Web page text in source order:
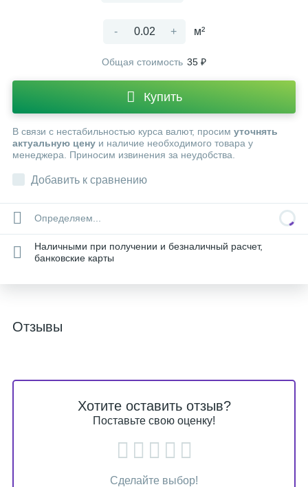
- + м²
Общая стоимость 35 ₽
Купить
В связи с нестабильностью курса валют, просим уточнять
актуальную цену и наличие необходимого товара у
менеджера. Приносим извинения за неудобства.
Добавить к сравнению
Определяем...
Наличными при получении и безналичный расчет,
банковские карты
Отзывы
Хотите оставить отзыв?
Поставьте свою оценку!
Сделайте выбор!